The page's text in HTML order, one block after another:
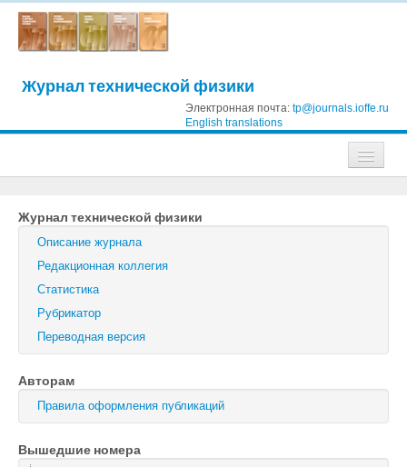
Журнал технической физики
Электронная почта: tp@journals.ioffe.ru
English translations
Журнал технической физики
Письма в Журнал технической физики
Физика твердого тела
Поиск
Журнал технической физики
Описание журнала
Редакционная коллегия
Статистика
Рубрикатор
Переводная версия
Авторам
Правила оформления публикаций
Вышедшие номера